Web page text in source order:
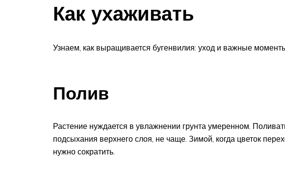
Как ухаживать
Узнаем, как выращивается бугенвилия: уход и важные
Полив
Растение нуждается в увлажнении грунта умеренном.
подсыхания верхнего слоя, не чаще. Зимой, когда цветок
нужно сократить.